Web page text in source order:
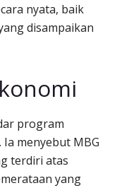
nyata, baik
disampaikan
program
menyebut MBG
terdiri atas
yang